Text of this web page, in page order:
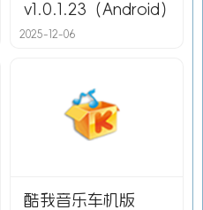
v1.0.1.23（Android）
2025-12-06
酷我音乐车机版